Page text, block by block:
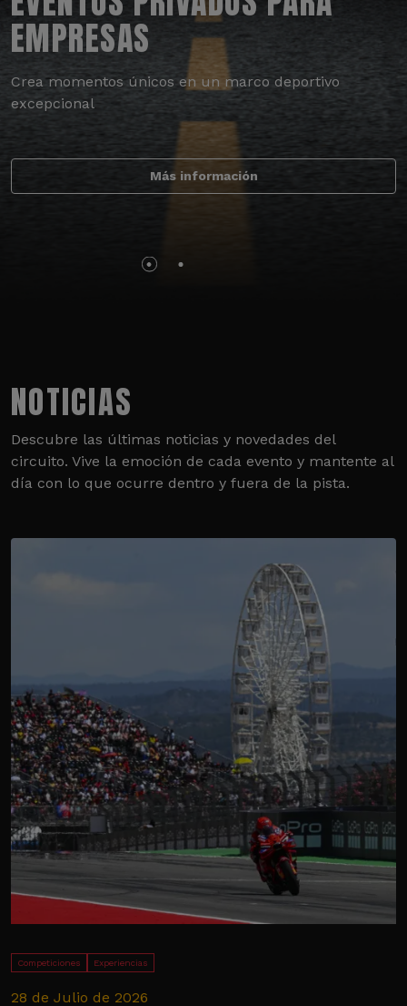
EMPRESAS
Crea momentos únicos en un marco deportivo
excepcional
Más información
NOTICIAS
Descubre las últimas noticias y novedades del
circuito. Vive la emoción de cada evento y mantente al
día con lo que ocurre dentro y fuera de la pista.
Competiciones Experiencias
28 de Julio de 2026